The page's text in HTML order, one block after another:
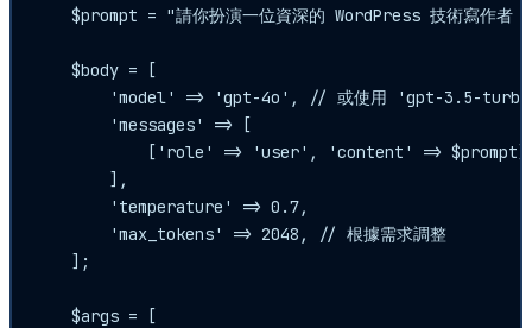
$prompt = "請你扮演一位資深的 WordPress 技術寫作者
    $body = [
'model' => 'gpt-4o', // 或使用 'gpt-3.5-
        'messages' => [
            ['role' => 'user', 'content' => $prompt]
        ],
        'temperature' => 0.7,
        'max_tokens' => 2048, // 根據需求調整
    ];
    $args = [